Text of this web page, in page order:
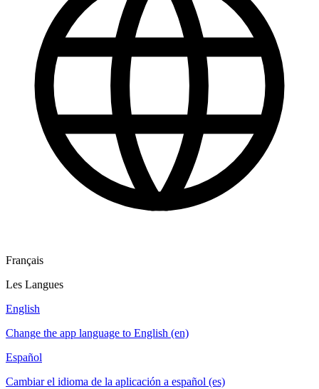
Français
Les Langues
English
Change the app language to English (en)
Español
Cambiar el idioma de la aplicación a español (es)